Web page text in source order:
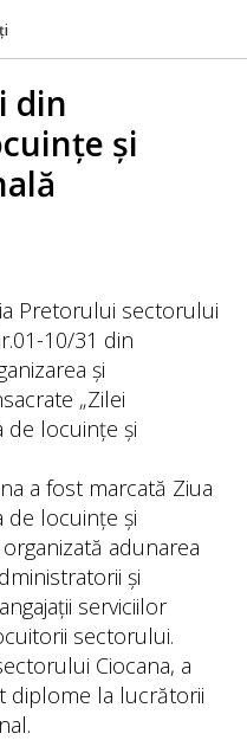
din
și
Pretorului sectorului
10/31 din
și
„Zilei
locuințe și
a fost marcată Ziua
locuințe și
adunarea
și
serviciilor
sectorului.
Ciocana, a
diplome la lucrătorii